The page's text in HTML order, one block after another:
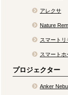
アレクサ
Nature
スマートリ
スマートホ
プロジェクター
Anker